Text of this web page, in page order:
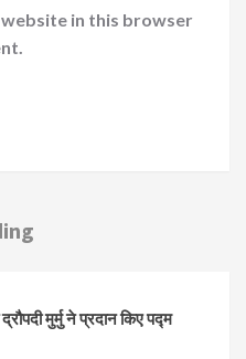
website in this browser
द्रौपदी मुर्मु ने प्रदान किए पद्म